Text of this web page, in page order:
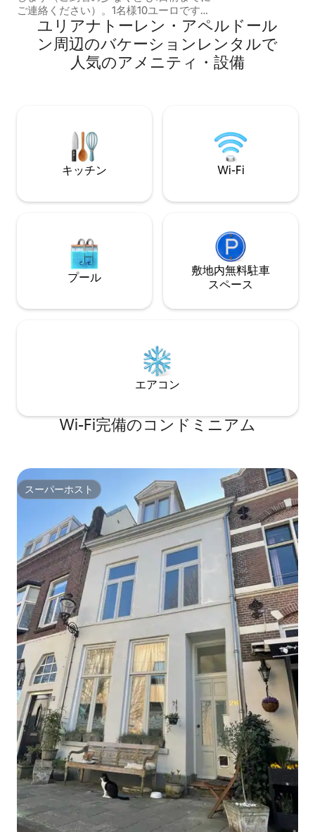
ご連絡ください）。1名様10ユーロです。
階段を通って美しいベランダにつながる
専用の入り口、座席スペースのある広々
とした明るい寝室、隣接する広々とした
バスルーム。 中心部、駅、公共交通機
ーンドメインの近く。さまざまなハイキ
ングコースやサイクリングコースがある
フェルウェの美しい自然。
ユリアナトーレン・アペルドール
ン⁠周⁠辺⁠のバ⁠ケ⁠ー⁠シ⁠ョ⁠ン⁠レ⁠ン⁠タ⁠ル⁠で
人⁠気⁠のア⁠メ⁠ニ⁠テ⁠ィ⁠・⁠設⁠備
キッチン Wi-Fi
プール
敷地内無料駐⁠車
ス⁠ペ⁠ー⁠ス
エアコン
Wi-Fi完備のコンドミニアム
スーパーホスト
スーパーホスト